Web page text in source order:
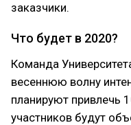
заказчики.
Что будет в 2020?
Команда
весеннюю волну
планируют привлечь
участников будут